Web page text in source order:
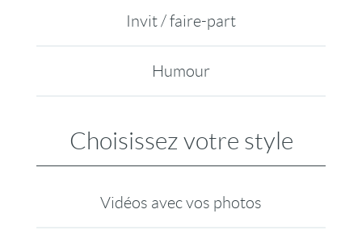
Invit / faire-part
Humour
Choisissez votre style
Vidéos avec vos photos